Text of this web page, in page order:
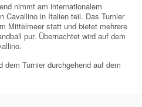
nimmt am internationalem
Cavallino in Italien teil. Das Turnier
Mittelmeer statt und bietet mehrere
pur. Übernachtet wird auf dem
dem Turnier durchgehend auf dem